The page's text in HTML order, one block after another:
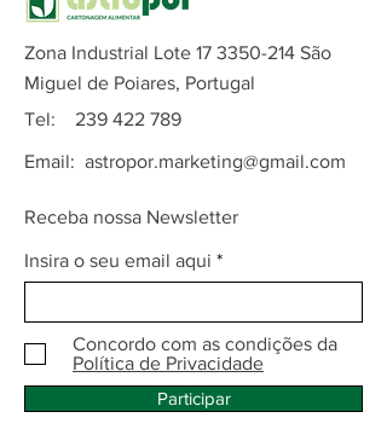
Zona Industrial Lote 17 3350-214 São
Miguel de Poiares, Portugal
Tel: 239 422 789
Email: astropor.marketing@gmail.com
Receba nossa Newsletter
Insira o seu email aqui
Concordo com as condições da
Política de Privacidade
Participar